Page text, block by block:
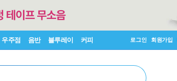
우주점 음반 블루레이 커피 로그인 회원가입